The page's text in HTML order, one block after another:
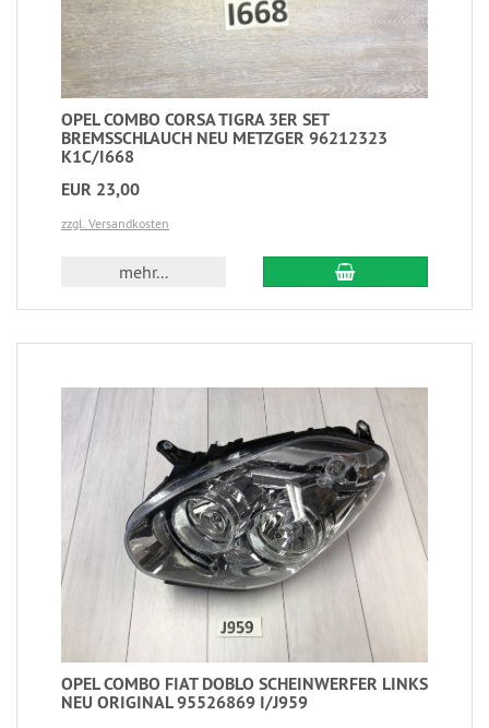
OPEL COMBO CORSA TIGRA 3ER SET
BREMSSCHLAUCH NEU METZGER 96212323
K1C/I668
EUR 23,00
zzgl. Versandkosten
mehr...
OPEL COMBO FIAT DOBLO SCHEINWERFER LINKS
NEU ORIGINAL 95526869 I/J959